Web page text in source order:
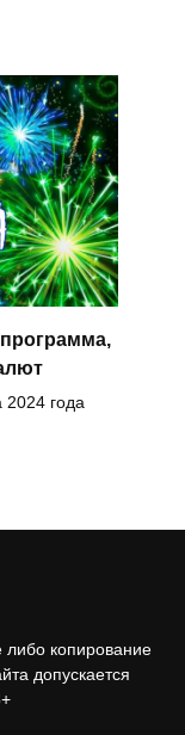
года
копирование
допускается